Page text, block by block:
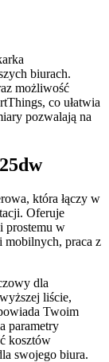
biurach.
możliwość
co ułatwia
pozwalają na
która łączy w
Oferuje
prostemu w
mobilnych, praca z
dla
liście,
Twoim
parametry
kosztów
swojego biura.